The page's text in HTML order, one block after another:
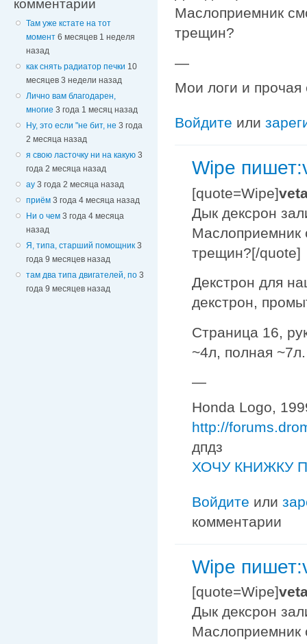
комментарии
Там уже кстате на тот
момент 6 месяцев 1 неделя
назад
как снять радиатор печки 10
месяцев 3 недели назад
Лично вам благодарен,
многие 3 года 1 месяц назад
Ну, это если "не бит, не 3 года
2 месяца назад
я свою ласточку ни на какую 3
года 2 месяца назад
ау 3 года 2 месяца назад
приём 3 года 4 месяца назад
Ни о чем 3 года 4 месяца
назад
Я, типа, старший помощник 3
года 9 месяцев назад
там два типа двигателей, по 3
года 9 месяцев назад
Маслоприемник
трещин?
—
Мои логи и
Войдите или
Wipe
[quote=Wipe]
Дык дексрон
Маслоприемник
трещин?[/quote]
Декстрон для
декстрон,
Страница 16,
~4л, полная ~7л.
—
Honda Logo,
http://
дпдз
ХОЧУ КНИЖКУ
Войдите или
комментарии
Wipe
[quote=Wipe]
Дык дексрон
Маслоприемник